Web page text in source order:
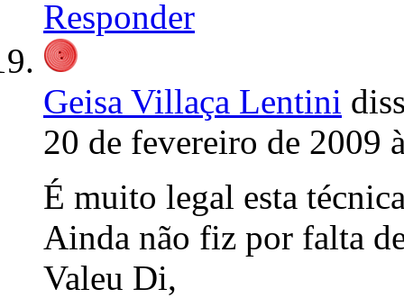
Responder
Geisa Villaça Lentini
20 de fevereiro de 2009
É muito legal esta
Ainda não fiz por falta
Valeu Di,